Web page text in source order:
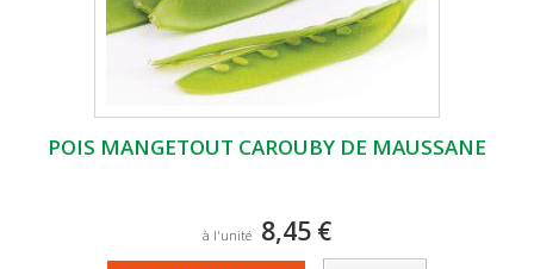
POIS MANGETOUT CAROUBY DE MAUSSANE
à l'unité 8,45 €